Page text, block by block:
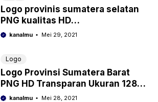
Logo provinis sumatera selatan
PNG kualitas HD
berlatarbelakang transparan
kanalmu Mei 29, 2021
Logo
Logo Provinsi Sumatera Barat
PNG HD Transparan Ukuran 1280
x 720 pixel
kanalmu Mei 28, 2021